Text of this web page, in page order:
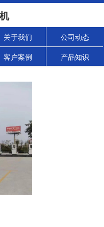
关于我们 公司动态
客户案例 产品知识